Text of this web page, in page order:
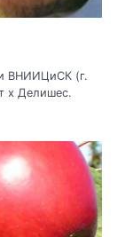
ВНИИЦиСК (г.
х Делишес.